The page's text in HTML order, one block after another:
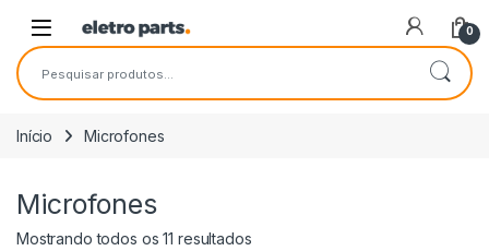
0
Pesquisar por:
Início Microfones
Microfones
Mostrando todos os 11 resultados